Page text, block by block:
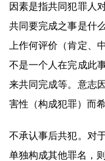
因素是指共同犯罪人
共同要完成之事是什
上作何评价（肯定、
不是一个人在完成此
来共同完成等。意志
害性（构成犯罪）而
不承认事后共犯。对
单独构成其他罪名，